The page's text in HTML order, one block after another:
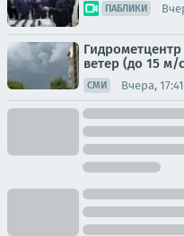
ПАБЛИКИ
ветер (до 15
СМИ Вчера, 17:41